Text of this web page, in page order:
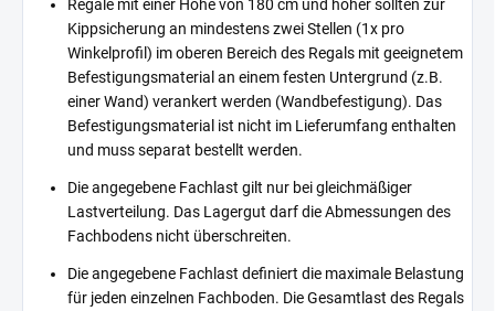
Regale mit einer Höhe von 180 cm und höher sollten zur
Kippsicherung an mindestens zwei Stellen (1x pro
Winkelprofil) im oberen Bereich des Regals mit geeignetem
Befestigungsmaterial an einem festen Untergrund (z.B.
einer Wand) verankert werden (Wandbefestigung). Das
Befestigungsmaterial ist nicht im Lieferumfang enthalten
und muss separat bestellt werden.
Die angegebene Fachlast gilt nur bei gleichmäßiger
Lastverteilung. Das Lagergut darf die Abmessungen des
Fachbodens nicht überschreiten.
Die angegebene Fachlast definiert die maximale Belastung
für jeden einzelnen Fachboden. Die Gesamtlast des Regals